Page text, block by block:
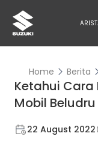
Home Berita
Ketahui Cara
Mobil Beludru
22 August 2022